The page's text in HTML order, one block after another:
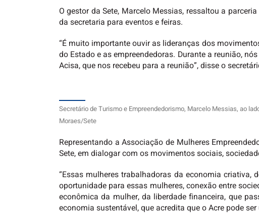
O gestor da Sete, Marcelo Messias, ressaltou a
da secretaria para eventos e feiras.
“É muito importante ouvir as lideranças dos
do Estado e as empreendedoras. Durante a reunião,
Acisa, que nos recebeu para a reunião”, disse o
Secretário de Turismo e Empreendedorismo, Marcelo Messias, ao
Moraes/Sete
Representando a Associação de Mulheres
Sete, em dialogar com os movimentos sociais,
“Essas mulheres trabalhadoras da economia
oportunidade para essas mulheres, conexão entre
econômica da mulher, da liberdade financeira, que
economia sustentável, que acredita que o Acre pode